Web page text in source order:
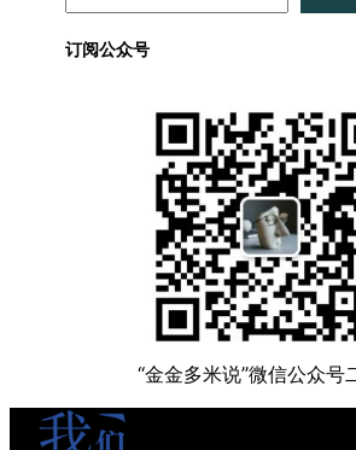
订阅公众号
“金金多米说”微信公众号